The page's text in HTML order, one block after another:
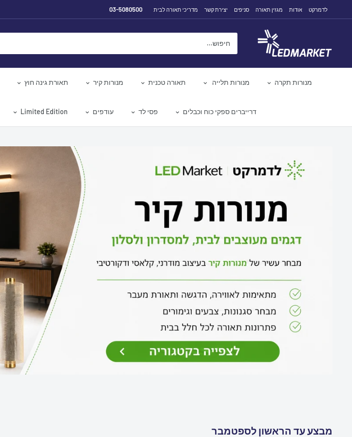
לתוכן
לדמרקט אודות מגזין תאורה סניפים יצירת קשר מדריכי תאורה לבית 03-5080500
מנורות תקרה מנורות תלייה תאורה טכנית מנורות קיר תאורת גינה חוץ
דרייברים ספקי כוח וכבלים פסי לד עודפים Limited Edition
מבצע עד הראשון לספטמבר